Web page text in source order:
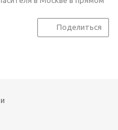
Поделиться